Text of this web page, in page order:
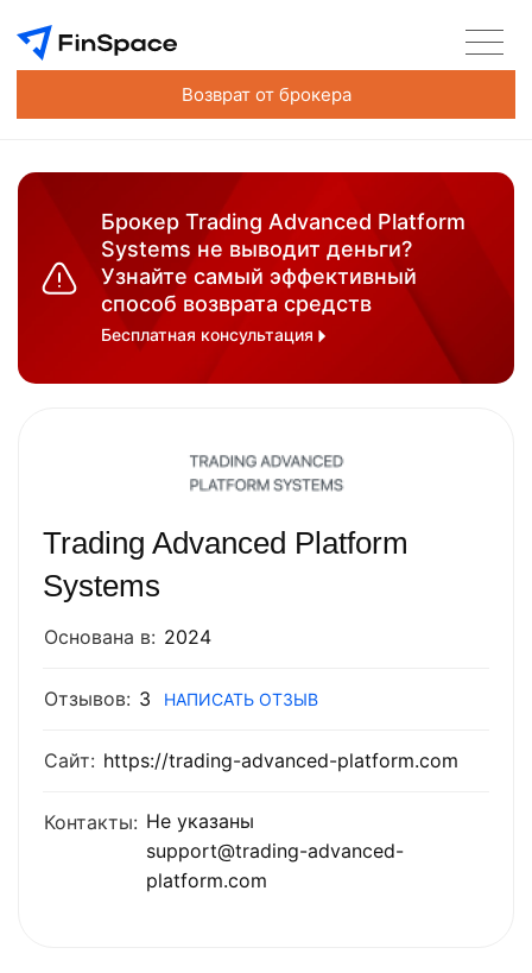
Возврат от брокера
Брокер Trading Advanced Platform
Systems не выводит деньги?
Узнайте самый эффективный
способ возврата средств
Бесплатная консультация
Trading Advanced Platform
Systems
Основана в: 2024
Отзывов: 3 НАПИСАТЬ ОТЗЫВ
Сайт: https://trading-advanced-platform.com
Контакты: Не указаны
support@trading-advanced-
platform.com